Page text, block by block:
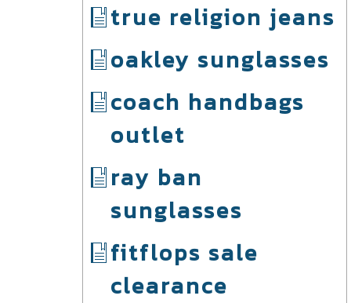
true religion jeans
oakley sunglasses
coach handbags
outlet
ray ban
sunglasses
fitflops sale
clearance